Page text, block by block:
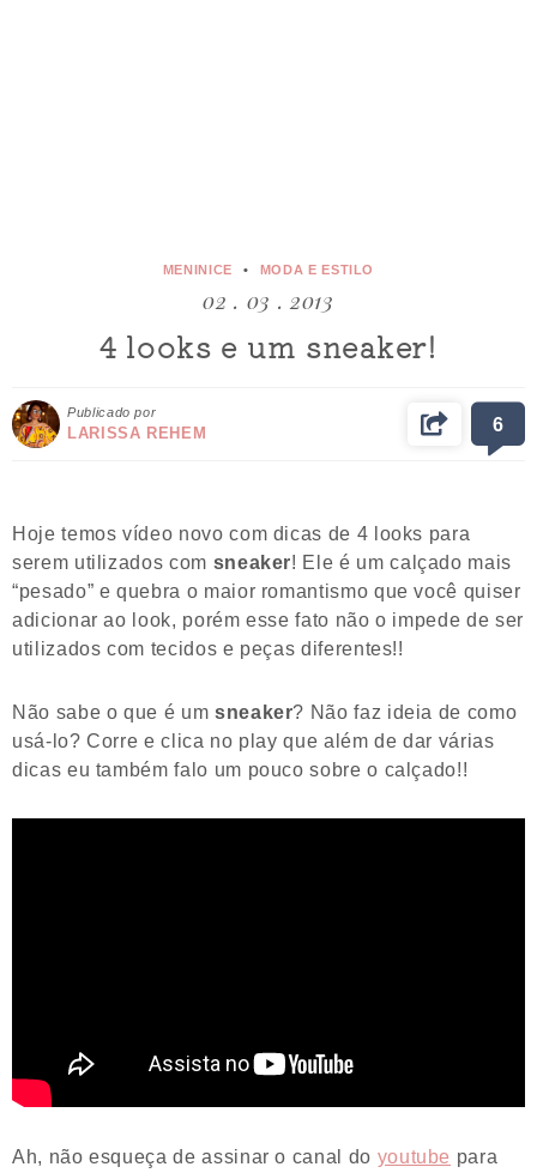
MENINICE MODA E ESTILO
02 . 03 . 2013
4 looks e um sneaker!
Publicado por
LARISSA REHEM 6
Hoje temos vídeo novo com dicas de 4 looks para
serem utilizados com sneaker! Ele é um calçado mais
“pesado” e quebra o maior romantismo que você quiser
adicionar ao look, porém esse fato não o impede de ser
utilizados com tecidos e peças diferentes!!
Não sabe o que é um sneaker? Não faz ideia de como
usá-lo? Corre e clica no play que além de dar várias
dicas eu também falo um pouco sobre o calçado!!
Ah, não esqueça de assinar o canal do youtube para